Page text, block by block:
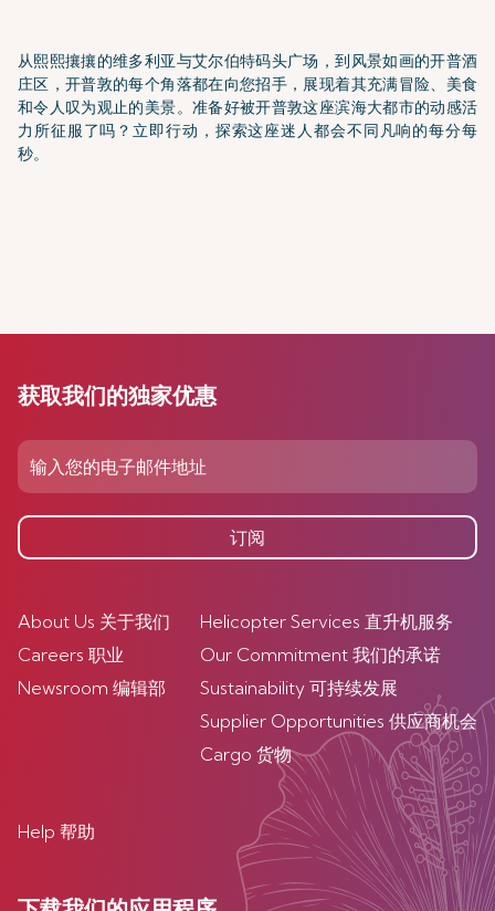
从熙熙攘攘的维多利亚与艾尔伯特码头广场，到风景如画的开普酒
庄区，开普敦的每个角落都在向您招手，展现着其充满冒险、美食
和令人叹为观止的美景。准备好被开普敦这座滨海大都市的动感活
力所征服了吗？立即行动，探索这座迷人都会不同凡响的每分每
秒。
获取我们的独家优惠
订阅
About Us 关于我们
Careers 职业
Newsroom 编辑部
Helicopter Services 直升机服务
Our Commitment 我们的承诺
Sustainability 可持续发展
Supplier Opportunities 供应商机会
Cargo 货物
Help 帮助